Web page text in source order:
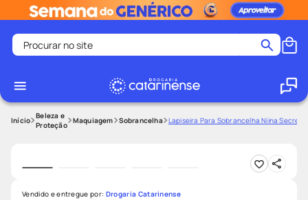
Procurar no site
1
2 º
medley
Beleza e
Proteção Maquiagem Sobrancelha Lapiseira Para Sobrancelha Niina Secrets
Vendido e entregue por: Drogaria Catarinense